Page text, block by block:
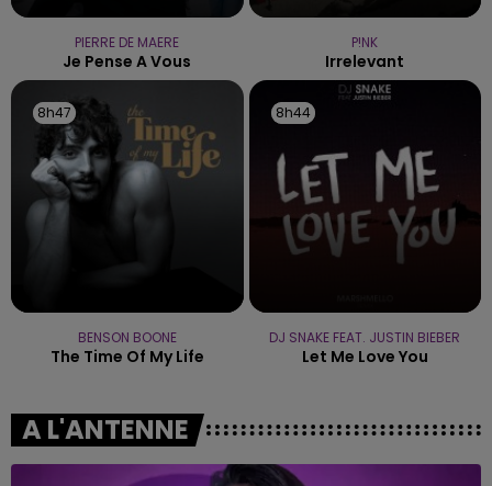
PIERRE DE MAERE
Je Pense A Vous
P!NK
Irrelevant
8h47
8h47
BENSON BOONE
The Time Of My Life
8h44
8h44
DJ SNAKE FEAT. JUSTIN BIEBER
Let Me Love You
A L'ANTENNE